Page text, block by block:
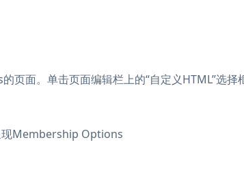
面。单击页面编辑栏上的“自定义HTML”选择
现Membership Options